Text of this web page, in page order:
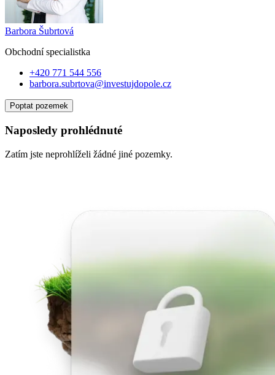
Barbora Šubrtová
Obchodní specialistka
+420 771 544 556
barbora.subrtova@investujdopole.cz
Poptat pozemek
Naposledy prohlédnuté
Zatím jste neprohlíželi žádné jiné pozemky.